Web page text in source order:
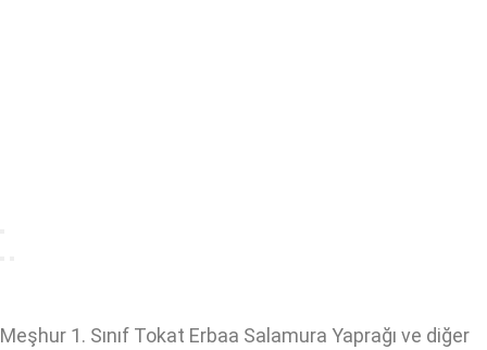
Meşhur 1. Sınıf Tokat Erbaa Salamura Yaprağı ve diğer